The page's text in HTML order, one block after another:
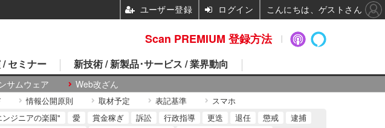
サムウェア Web改ざん
/ セミナー 新技術 / 新製品･サービス / 業界動向
情報公開原則 取材予定 表記基準 スマホ
ンジニアの楽園" 愛 賞金稼ぎ 訴訟 行政指導 更迭 退任 懲戒
逮捕
Scan PREMIUM 登録方法
ユーザー登録 ログイン こんにちは、ゲストさん